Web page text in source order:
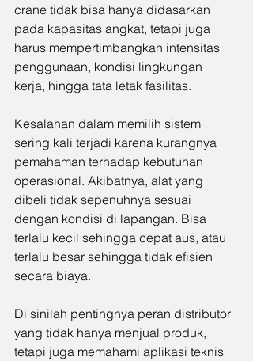
crane tidak bisa hanya didasarkan
pada kapasitas angkat, tetapi juga
harus mempertimbangkan intensitas
penggunaan, kondisi lingkungan
kerja, hingga tata letak fasilitas.
Kesalahan dalam memilih sistem
sering kali terjadi karena kurangnya
pemahaman terhadap kebutuhan
operasional. Akibatnya, alat yang
dibeli tidak sepenuhnya sesuai
dengan kondisi di lapangan. Bisa
terlalu kecil sehingga cepat aus, atau
terlalu besar sehingga tidak efisien
secara biaya.
Di sinilah pentingnya peran distributor
yang tidak hanya menjual produk,
tetapi juga memahami aplikasi teknis